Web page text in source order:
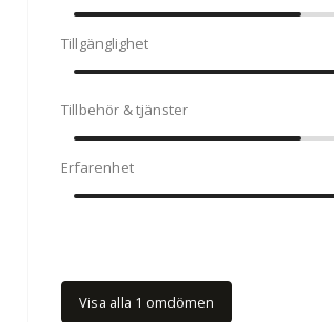
Tillgänglighet
Tillbehör & tjänster
Erfarenhet
Visa alla 1 omdömen